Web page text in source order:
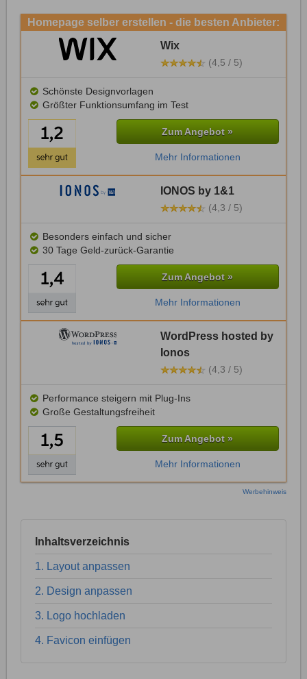
Homepage selber erstellen - die besten Anbieter:
Wix
(4,5 / 5)
Schönste Designvorlagen
Größter Funktionsumfang im Test
Zum Angebot »
Mehr Informationen
IONOS by 1&1
(4,3 / 5)
Besonders einfach und sicher
30 Tage Geld-zurück-Garantie
Zum Angebot »
Mehr Informationen
WordPress hosted by
Ionos
(4,3 / 5)
Performance steigern mit Plug-Ins
Große Gestaltungsfreiheit
Zum Angebot »
Mehr Informationen
Werbehinweis
Inhaltsverzeichnis
1. Layout anpassen
2. Design anpassen
3. Logo hochladen
4. Favicon einfügen